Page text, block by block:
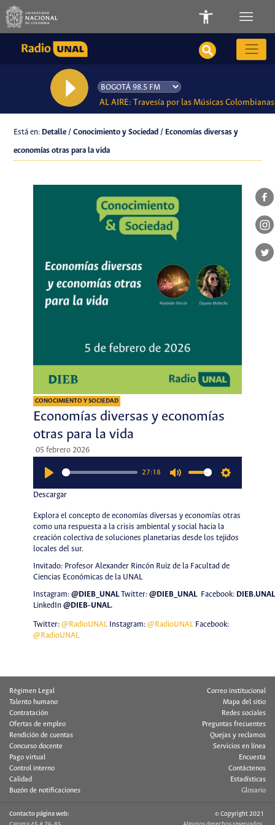
AL AIRE: Travesía por las Músicas Colombianas
Está en: Detalle / Conocimiento y Sociedad / Economías diversas y
economías otras para la vida
CONOCIMIENTO Y SOCIEDAD
Economías diversas y economías
otras para la vida
05 febrero 2026
27:18
Descargar
Explora el concepto de economías diversas y economías otras
como una respuesta a la crisis ambiental y social hacia la
creación colectiva de soluciones planetarias desde los tejidos
locales del sur.
Invitado: Profesor Alexander Rincón Ruiz de la Facultad de
Ciencias Económicas de la UNAL
Instagram: @DIEB_UNAL Twitter: @DIEB_UNAL Facebook: DIEB.UNAL
LinkedIn @DIEB-UNAL.
Twitter: @RadioUNALInstagram: @RadioUNALFacebook:
@RadioUNAL
Régimen Legal
Talento humano
Contratación
Ofertas de empleo
Rendición de cuentas
Concurso docente
Pago virtual
Control interno
Calidad
Buzón de notificaciones
Correo institucional
Mapa del sitio
Redes sociales
Preguntas frecuentes
Quejas y reclamos
Servicios en línea
Encuesta
Contáctenos
Estadísticas
Glosario
Contacto página web:
© Copyright 2021